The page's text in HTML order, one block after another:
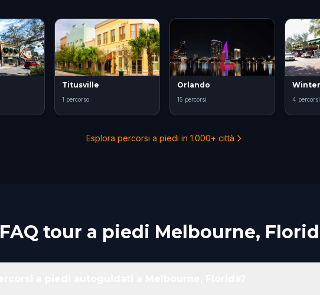
Titusville
1 percorso
Orlando
15 percorsi 4 percorsi
Esplora percorsi a piedi in 1.000+ città
FAQ tour a piedi Melbourne,